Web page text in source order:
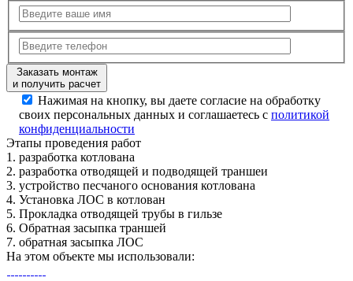
Заказать монтаж
и получить расчет
Нажимая на кнопку, вы даете согласие на обработку
своих персональных данных и соглашаетесь с политикой
конфиденциальности
Этапы проведения работ
1. разработка котлована
2. разработка отводящей и подводящей траншеи
3. устройство песчаного основания котлована
4. Установка ЛОС в котлован
5. Прокладка отводящей трубы в гильзе
6. Обратная засыпка траншей
7. обратная засыпка ЛОС
На этом объекте мы использовали: